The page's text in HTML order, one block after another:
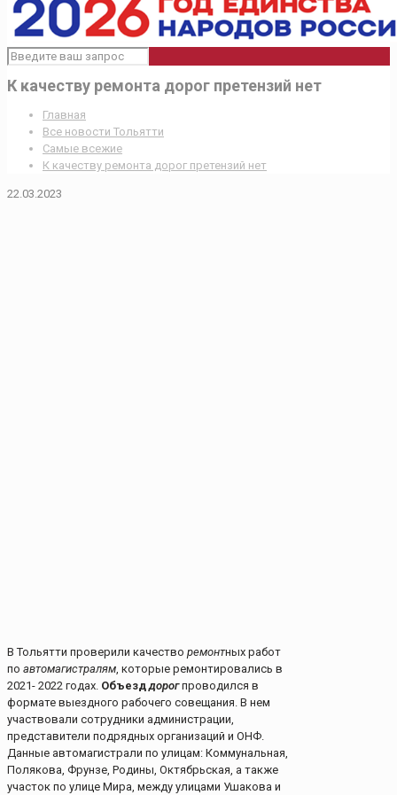
К качеству ремонта дорог претензий нет
Главная
Все новости Тольятти
Самые всежие
К качеству ремонта дорог претензий нет
22.03.2023
В Тольятти проверили качество ремонтных работ
по автомагистралям, которые ремонтировались в
2021- 2022 годах. Объезддорогпроводился в
формате выездного рабочего совещания. В нем
участвовали сотрудники администрации,
представители подрядных организаций и ОНФ.
Данные автомагистрали по улицам: Коммунальная,
Полякова, Фрунзе, Родины, Октябрьская, а также
участок по улице Мира, между улицами Ушакова и